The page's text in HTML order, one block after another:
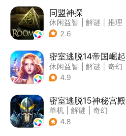
同盟神探
休闲益智 解谜
推理
| 密室逃脱
2.6
密室逃脱14帝国崛起
休闲益智 解谜
奇幻
| 密室逃脱
4.9
密室逃脱15神秘宫殿
单机 解谜
奇幻
| 密室逃脱
4.8